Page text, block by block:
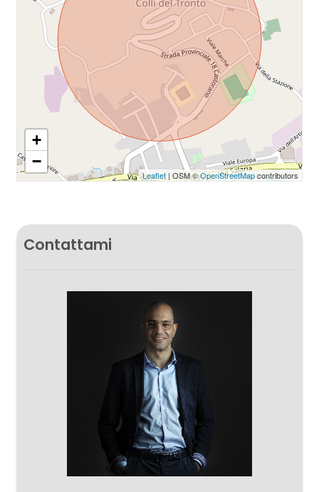
+
−
Leaflet| OSM ©OpenStreetMapcontributors
Contattami